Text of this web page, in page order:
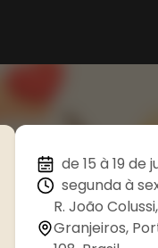
de 15 à 19 de
segunda à
R. João
Granjeiros,